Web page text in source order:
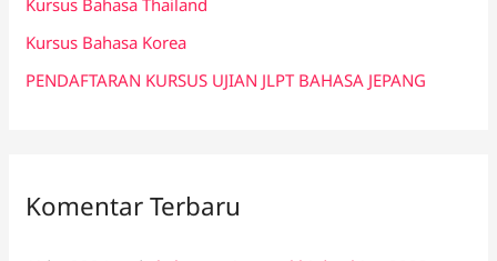
:
Kursus Bahasa Thailand
Kursus Bahasa Korea
PENDAFTARAN KURSUS UJIAN JLPT BAHASA JEPANG
Komentar Terbaru